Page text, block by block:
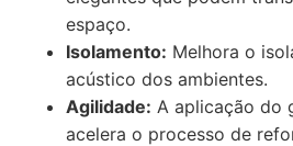
espaço.
Isolamento: Melhora o
acústico dos ambientes.
Agilidade: A aplicação do
acelera o processo de